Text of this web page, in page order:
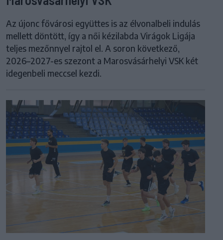
Az újonc fővárosi együttes is az élvonalbeli indulás
mellett döntött, így a női kézilabda Virágok Ligája
teljes mezőnnyel rajtol el. A soron következő,
2026–2027-es szezont a Marosvásárhelyi VSK két
idegenbeli meccsel kezdi.